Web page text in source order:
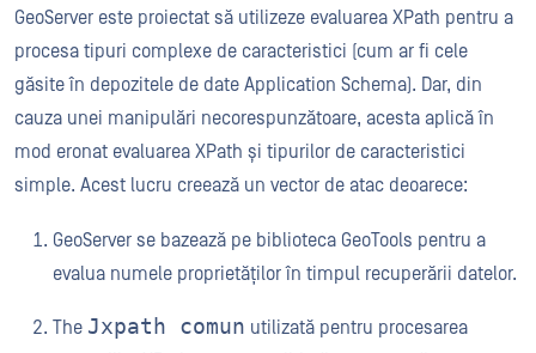
GeoServer este proiectat să utilizeze evaluarea XPath pentru a
procesa tipuri complexe de caracteristici (cum ar fi cele
găsite în depozitele de date Application Schema). Dar, din
cauza unei manipulări necorespunzătoare, acesta aplică în
mod eronat evaluarea XPath și tipurilor de caracteristici
simple. Acest lucru creează un vector de atac deoarece:
GeoServer se bazează pe biblioteca GeoTools pentru a
evalua numele proprietăților în timpul recuperării datelor.
The Jxpath comun utilizată pentru procesarea